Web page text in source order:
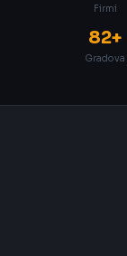
Firmi
82+
Gradova